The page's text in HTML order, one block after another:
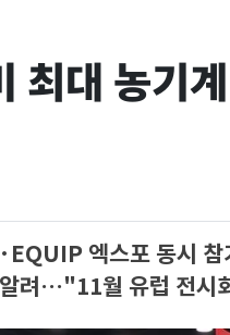
최대 농기
엑스포 동시 참
려…"11월 유럽 전시